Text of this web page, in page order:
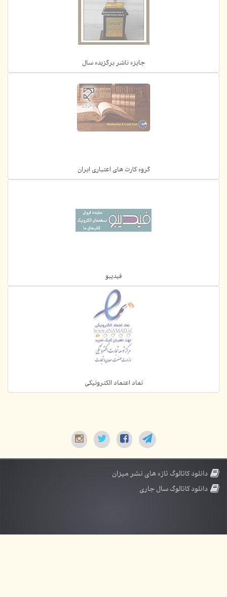
جایزه ناشر برگزیده سال
گروه کارت های اعتباری ایران
فیدیبو
نماد اعتماد الکترونیکی
دانلود کاتالوگ تازه های نشر میزان
دانلود کاتالوگ سال جاری